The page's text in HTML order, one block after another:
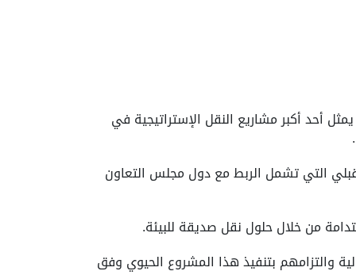
أحد أكبر مشاريع النقل الإستراتيجية في
التي تشمل الربط مع دول مجلس التعاون
من خلال حلول نقل صديقة للبيئة.
والتزامهم بتنفيذ هذا المشروع الحيوي وفق